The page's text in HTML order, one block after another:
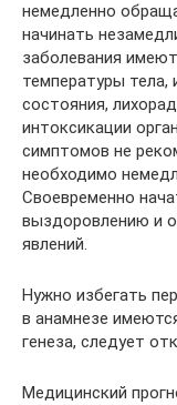
немедленно
начинать
заболевания
температуры
состояния,
интоксикации
симптомов не
необходимо
Своевременно
выздоровлению и
явлений.
Нужно избегать
в анамнезе
генеза, следует
Медицинский